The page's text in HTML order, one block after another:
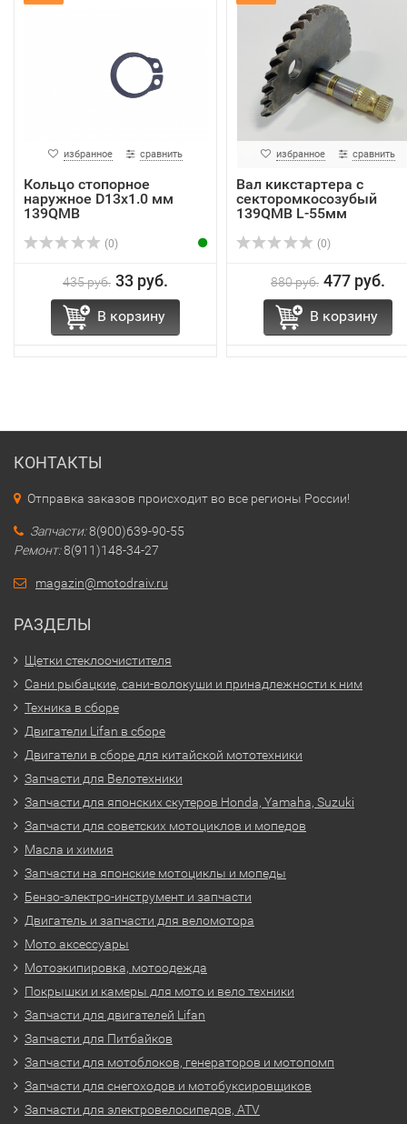
избранное сравнить
Кольцо стопорное
наружное D13х1.0 мм
139QMB
(0)
435 руб. 33 руб.
В корзину
избранное сравнить
Вал кикстартера с
секторомкосозубый
139QMB L-55мм
(0)
880 руб. 477 руб.
В корзину
КОНТАКТЫ
Отправка заказов происходит во все регионы России!
Запчасти:8(900)639-90-55
Ремонт:8(911)148-34-27
magazin@motodraiv.ru
РАЗДЕЛЫ
Щетки стеклоочистителя
Сани рыбацкие, сани-волокуши и принадлежности к ним
Техника в сборе
Двигатели Lifan в сборе
Двигатели в сборе для китайской мототехники
Запчасти для Велотехники
Запчасти для японских скутеров Honda, Yamaha, Suzuki
Запчасти для советских мотоциклов и мопедов
Масла и химия
Запчасти на японские мотоциклы и мопеды
Бензо-электро-инструмент и запчасти
Двигатель и запчасти для веломотора
Мото аксессуары
Мотоэкипировка, мотоодежда
Покрышки и камеры для мото и вело техники
Запчасти для двигателей Lifan
Запчасти для Питбайков
Запчасти для мотоблоков, генераторов и мотопомп
Запчасти для снегоходов и мотобуксировщиков
Запчасти для электровелосипедов, ATV